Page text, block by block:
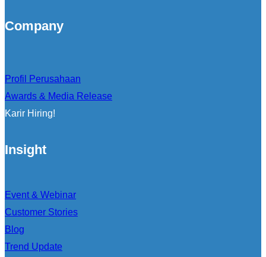
Company
Profil Perusahaan
Awards & Media Release
Karir Hiring!
Insight
Event & Webinar
Customer Stories
Blog
Trend Update